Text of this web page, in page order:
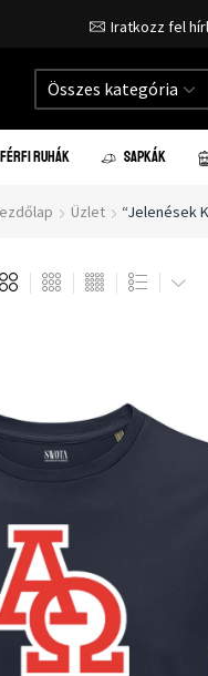
Iratkozz fel
Összes kategória
FÉRFI RUHÁK SAPKÁK
Üzlet “Jelenések